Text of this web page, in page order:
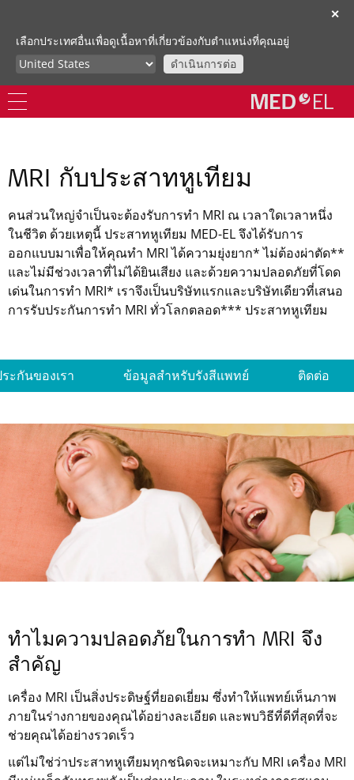
✕
เลือกประเทศอื่นเพื่อดูเนื้อหาที่เกี่ยวข้องกับตำแหน่งที่คุณอยู่
ดำเนินการต่อ
MRI กับประสาทหูเทียม
คนส่วนใหญ่จำเป็นจะต้องรับการทำ MRI ณ เวลาใดเวลาหนึ่ง
ในชีวิต ด้วยเหตุนี้ ประสาทหูเทียม MED-EL จึงได้รับการ
ออกแบบมาเพื่อให้คุณทำ MRI ได้ความยุ่งยาก* ไม่ต้องผ่าตัด**
และไม่มีช่วงเวลาที่ไม่ได้ยินเสียง และด้วยความปลอดภัยที่โดด
เด่นในการทำ MRI* เราจึงเป็นบริษัทแรกและบริษัทเดียวที่เสนอ
การรับประกันการทำ MRI ทั่วโลกตลอด*** ประสาทหูเทียม
ะกันของเรา ข้อมูลสำหรับรังสีแพทย์ ติดต่อ
ทำไมความปลอดภัยในการทำ MRI จึง
สำคัญ
เครื่อง MRI เป็นสิ่งประดิษฐ์ที่ยอดเยี่ยม ซึ่งทำให้แพทย์เห็นภาพ
ภายในร่างกายของคุณได้อย่างละเอียด และพบวิธีที่ดีที่สุดที่จะ
ช่วยคุณได้อย่างรวดเร็ว
แต่ไม่ใช่ว่าประสาทหูเทียมทุกชนิดจะเหมาะกับ MRI เครื่อง MRI